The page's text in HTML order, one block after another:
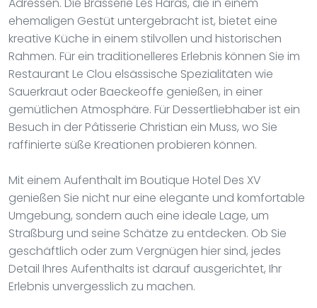
ehemaligen Gestüt untergebracht ist, bietet eine
kreative Küche in einem stilvollen und historischen
Rahmen. Für ein traditionelleres Erlebnis können Sie im
Restaurant Le Clou elsässische Spezialitäten wie
Sauerkraut oder Baeckeoffe genießen, in einer
gemütlichen Atmosphäre. Für Dessertliebhaber ist ein
Besuch in der Pâtisserie Christian ein Muss, wo Sie
raffinierte süße Kreationen probieren können.
Mit einem Aufenthalt im Boutique Hotel Des XV
genießen Sie nicht nur eine elegante und komfortable
Umgebung, sondern auch eine ideale Lage, um
Straßburg und seine Schätze zu entdecken. Ob Sie
geschäftlich oder zum Vergnügen hier sind, jedes
Detail Ihres Aufenthalts ist darauf ausgerichtet, Ihr
Erlebnis unvergesslich zu machen.